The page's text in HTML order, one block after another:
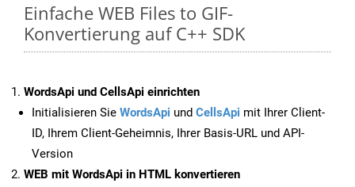
Einfache WEB Files to GIF-
Konvertierung auf C++ SDK
WordsApi und CellsApi einrichten
Initialisieren Sie WordsApi und CellsApi mit Ihrer Client-
ID, Ihrem Client-Geheimnis, Ihrer Basis-URL und API-
Version
WEB mit WordsApi in HTML konvertieren